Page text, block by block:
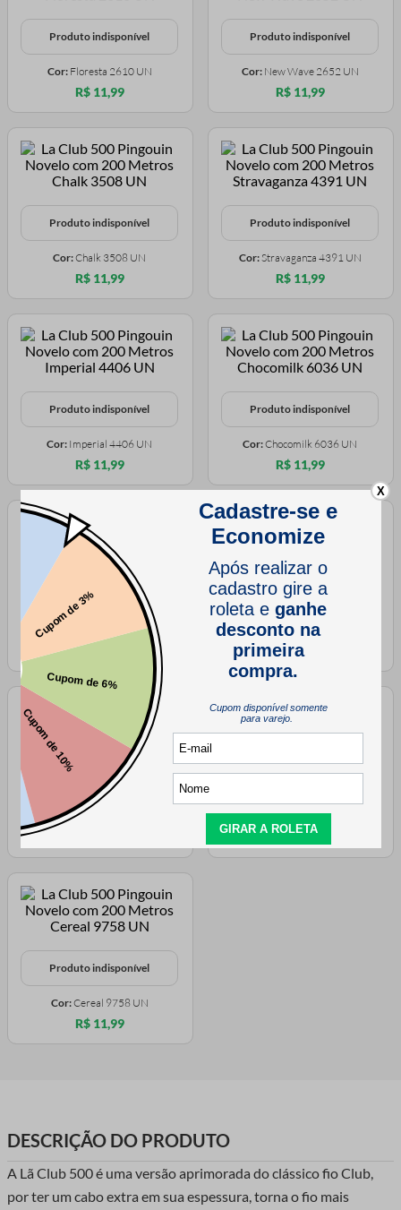
Produto indisponível
Cor: Floresta 2610 UN
R$ 11,99
Produto indisponível
Cor: New Wave 2652 UN
R$ 11,99
Produto indisponível
Cor:Chalk 3508 UN
R$ 11,99
Produto indisponível
Cor:Stravaganza 4391 UN
R$ 11,99
Produto indisponível
Cor: Imperial 4406 UN
R$ 11,99
Produto indisponível
Cor:Chocomilk 6036 UN
R$ 11,99
Produto indisponível
Cor: Formato 6040 UN
R$ 11,99
Produto indisponível
Cor:Ocean Mix 6306 UN
R$ 11,99
Produto indisponível
Cor:Sport Green 7660 UN Cor:Cha Verde 9755 UN
R$ 11,99
Produto indisponível
Cor:Cereal 9758 UN
R$ 11,99
DESCRIÇÃO DO PRODUTO
A Lã Club 500 é uma versão aprimorada do clássico fio Club,
por ter um cabo extra em sua espessura, torna o fio mais
X